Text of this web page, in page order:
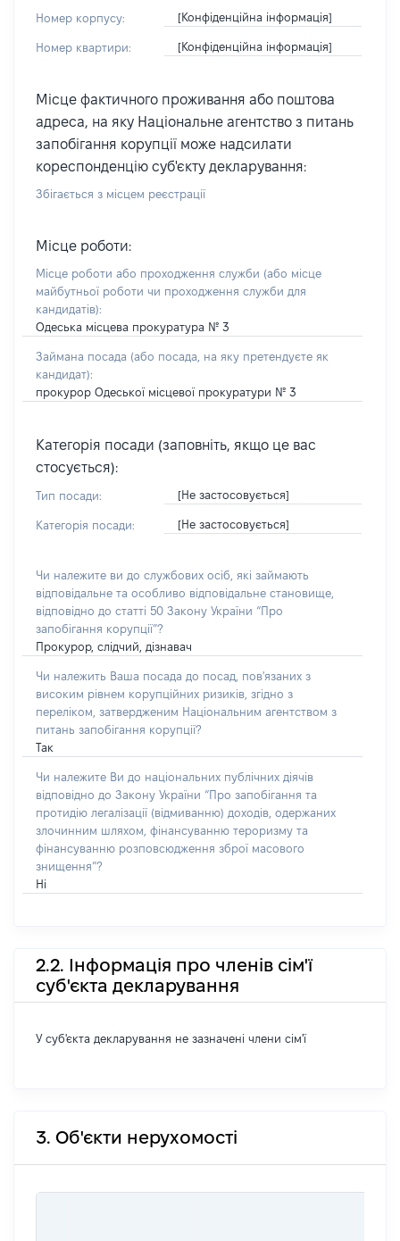
Номер корпусу: [Конфіденційна інформація]
Номер квартири: [Конфіденційна інформація]
Місце фактичного проживання або поштова
адреса, на яку Національне агентство з питань
запобігання корупції може надсилати
кореспонденцію суб'єкту декларування:
Збігається з місцем реєстрації
Місце роботи:
Місце роботи або проходження служби (або місце
майбутньої роботи чи проходження служби для
кандидатів):
Одеська місцева прокуратура № 3
Займана посада (або посада, на яку претендуєте як
кандидат):
прокурор Одеської місцевої прокуратури № 3
Категорія посади (заповніть, якщо це вас
стосується):
Тип посади: [Не застосовується]
Категорія посади: [Не застосовується]
Чи належите ви до службових осіб, які займають
відповідальне та особливо відповідальне становище,
відповідно до статті 50 Закону України “Про
запобігання корупції”?
Прокурор, слідчий, дізнавач
Чи належить Ваша посада до посад, пов'язаних з
високим рівнем корупційних ризиків, згідно з
переліком, затвердженим Національним агентством з
питань запобігання корупції?
Так
Чи належите Ви до національних публічних діячів
відповідно до Закону України “Про запобігання та
протидію легалізації (відмиванню) доходів, одержаних
злочинним шляхом, фінансуванню тероризму та
фінансуванню розповсюдження зброї масового
знищення”?
Ні
2.2. Інформація про членів сім'ї
суб'єкта декларування
У суб'єкта декларування не зазначені члени сім'ї
3. Об'єкти нерухомості